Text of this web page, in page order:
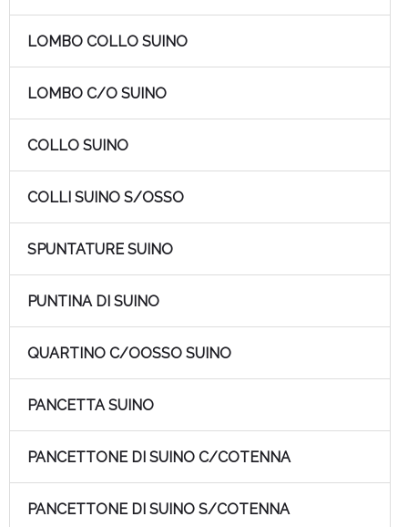
LOMBO COLLO SUINO
LOMBO C/O SUINO
COLLO SUINO
COLLI SUINO S/OSSO
SPUNTATURE SUINO
PUNTINA DI SUINO
QUARTINO C/OOSSO SUINO
PANCETTA SUINO
PANCETTONE DI SUINO C/COTENNA
PANCETTONE DI SUINO S/COTENNA